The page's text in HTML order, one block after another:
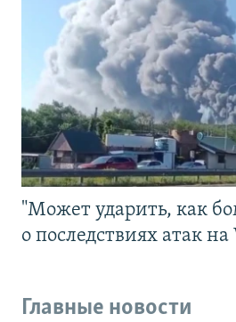
"Может ударить, как
о последствиях атак
Главные новости